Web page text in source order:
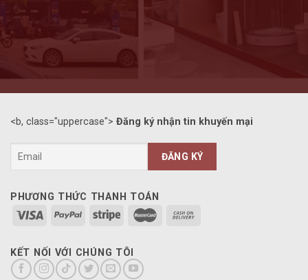
<b, class="uppercase"> Đăng ký nhận tin khuyến mại
PHƯƠNG THỨC THANH TOÁN
KẾT NỐI VỚI CHÚNG TÔI